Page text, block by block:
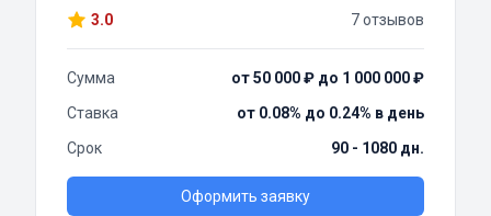
3.0 7 отзывов
Сумма
от 50 000 ₽ до 1 000 000 ₽
Ставка
от 0.08% до 0.24% в день
Срок
90 - 1080 дн.
Оформить заявку